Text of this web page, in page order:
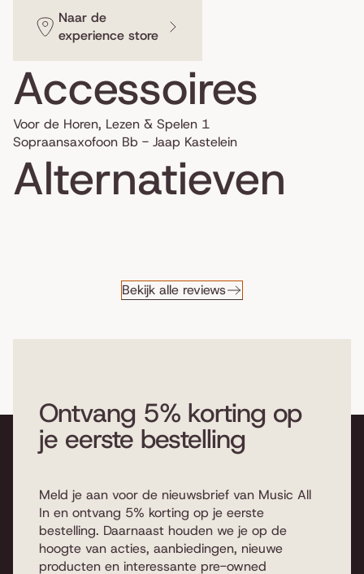
Naar de
experience store
Accessoires
Voor de Horen, Lezen & Spelen 1
Sopraansaxofoon Bb - Jaap Kastelein
Alternatieven
Bekijk alle reviews
Ontvang 5% korting op
je eerste bestelling
Meld je aan voor de nieuwsbrief van Music All
In en ontvang 5% korting op je eerste
bestelling. Daarnaast houden we je op de
hoogte van acties, aanbiedingen, nieuwe
producten en interessante pre-owned